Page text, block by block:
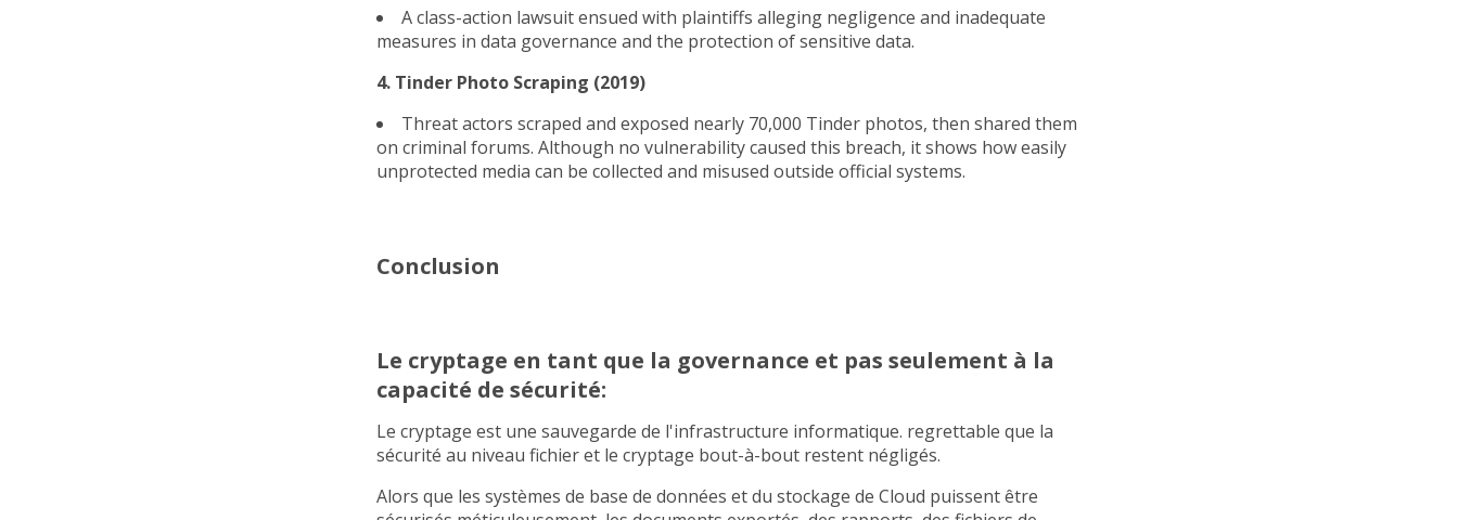
A class-action lawsuit ensued with plaintiffs alleging negligence and inadequate
measures in data governance and the protection of sensitive data.
4. Tinder Photo Scraping (2019)
Threat actors scraped and exposed nearly 70,000 Tinder photos, then shared them
on criminal forums. Although no vulnerability caused this breach, it shows how easily
unprotected media can be collected and misused outside official systems.
Conclusion
Le cryptage en tant que la governance et pas seulement à la
capacité de sécurité:
Le cryptage est une sauvegarde de l'infrastructure informatique. regrettable que la
sécurité au niveau fichier et le cryptage bout-à-bout restent négligés.
Alors que les systèmes de base de données et du stockage de Cloud puissent être